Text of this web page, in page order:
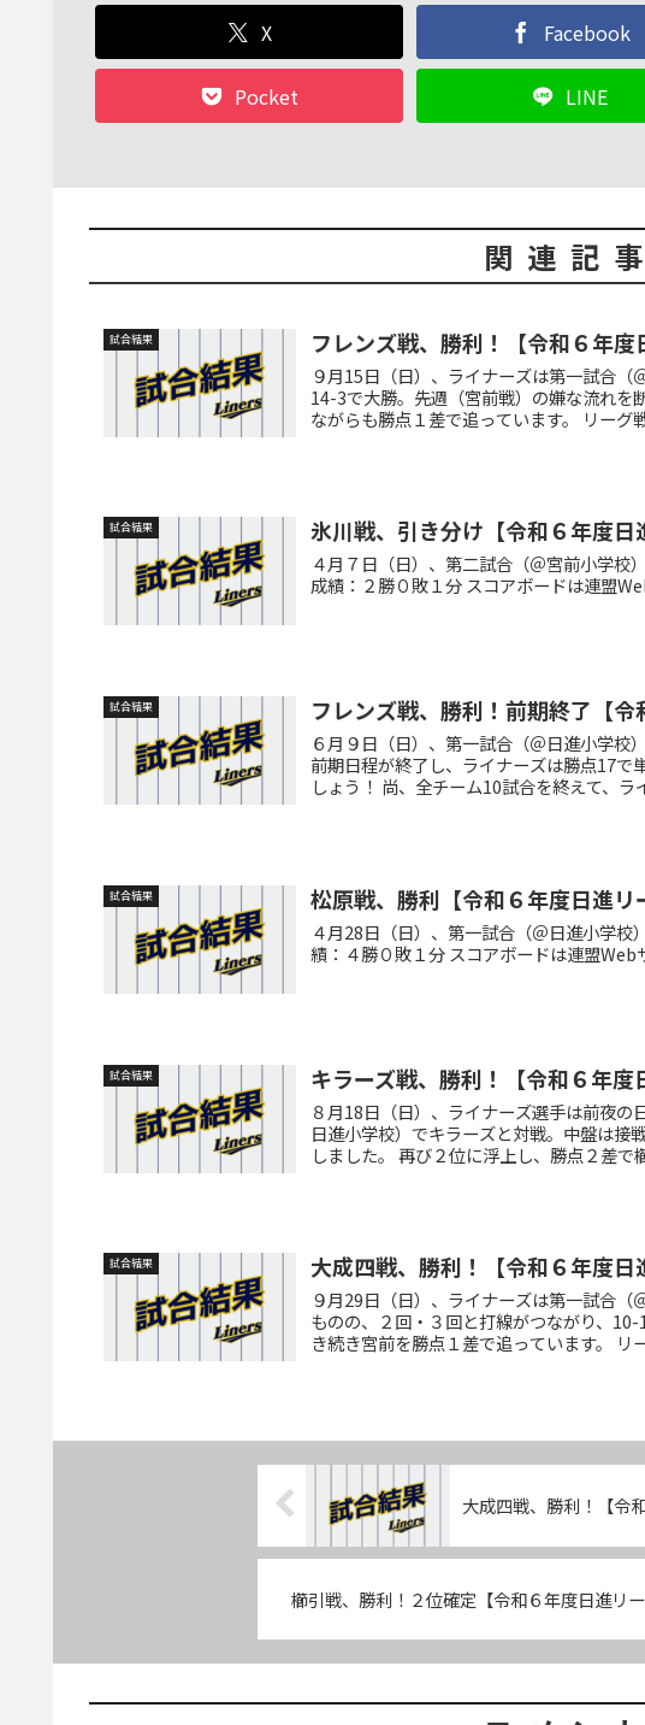
X Facebook
Pocket LINE
関連記事
試合結果 フレンズ戦、勝利！【令和６年度
９月15日（日）、ライナーズは第一試合（
14-3で大勝。先週（宮前戦）の嫌な流れを
ながらも勝点１差で追っています。 リーグ
試合結果 氷川戦、引き分け【令和６年度日
４月７日（日）、第二試合（＠宮前小学校
成績：２勝０敗１分 スコアボードは連盟
試合結果 フレンズ戦、勝利！前期終了【令
６月９日（日）、第一試合（＠日進小学校
前期日程が終了し、ライナーズは勝点17で
しょう！ 尚、全チーム10試合を終えて、ラ
試合結果 松原戦、勝利【令和６年度日進リ
４月28日（日）、第一試合（＠日進小学
績：４勝０敗１分 スコアボードは連盟Web
試合結果 キラーズ戦、勝利！【令和６年度
８月18日（日）、ライナーズ選手は前夜
日進小学校）でキラーズと対戦。中盤は接
しました。 再び２位に浮上し、勝点２差で
試合結果 大成四戦、勝利！【令和６年度日
９月29日（日）、ライナーズは第一試合
ものの、２回・３回と打線がつながり、
き続き宮前を勝点１差で追っています。 リ
大成四戦、勝利！【令
櫛引戦、勝利！２位確定【令和６年度日進リー